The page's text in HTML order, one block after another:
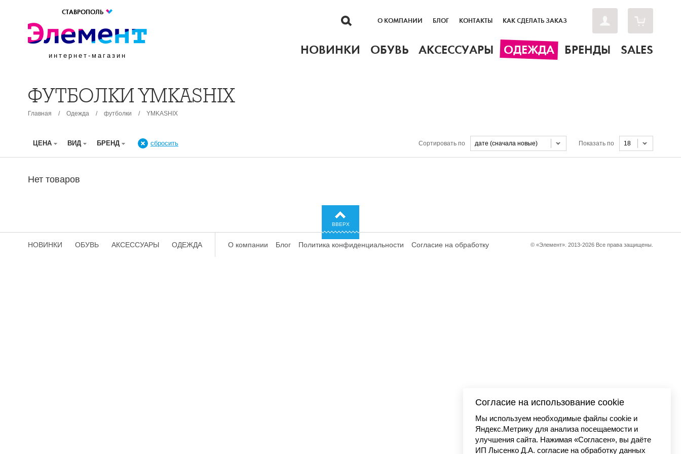
СТАВРОПОЛЬ
интернет-магазин
О КОМПАНИИ БЛОГ КОНТАКТЫ КАК СДЕЛАТЬ ЗАКАЗ
НОВИНКИ ОБУВЬ АКСЕССУАРЫ ОДЕЖДА БРЕНДЫ SALES
ФУТБОЛКИ YMKASHIX
Главная / Одежда / футболки / YMKASHIX
Показать по 18
Сортировать по дате (сначала новые)
ЦЕНА ВИД БРЕНД сбросить
Нет товаров
ВВЕРХ
© «Элемент». 2013-2026 Все права защищены.
НОВИНКИ ОБУВЬ АКСЕССУАРЫ ОДЕЖДА О компании Блог Политика конфиденциальности Согласие на обработку
Согласие на использование cookie
Мы используем необходимые файлы cookie и
Яндекс.Метрику для анализа посещаемости и
улучшения сайта. Нажимая «Согласен», вы даёте
ИП Лысенко Д.А. согласие на обработку данных